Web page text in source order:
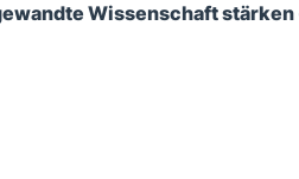
Wissenschaft